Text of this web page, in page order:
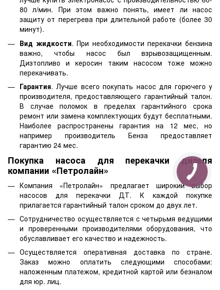
80 л/мин. При этом важно понять, имеет ли насос
защиту от перегрева при длительной работе (более 30
минут).
Вид жидкости. При необходимости перекачки бензина
важно, чтобы насос был взрывозащищенным.
Дизтопливо и керосин таким насосом тоже можно
перекачивать.
Гарантия. Лучше всего покупать насос для горючего у
производителя, предоставляющего гарантийный талон.
В случае поломок в пределах гарантийного срока
ремонт или замена комплектующих будут бесплатными.
Наиболее распространены гарантия на 12 мес, но
например производитель Бенза предоставляет
гарантию 24 мес.
Покупка насоса для перекачки дизеля
компании «Петролайн»
Компания «Петролайн» предлагает широкий выбор
насосов для перекачки ДТ. К каждой покупке
прилагается гарантийный талон сроком до двух лет.
Сотрудничество осуществляется с четырьмя ведущими
и проверенными производителями оборудования, что
обуславливает его качество и надежность.
Осуществляется оперативная доставка по стране.
Заказ можно оплатить следующими способами:
наложенным платежом, кредитной картой или безналом
для юр. лиц.